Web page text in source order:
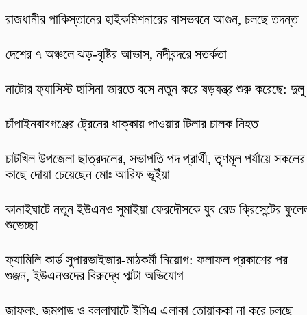
রাজধানীর পাকিস্তানের হাইকমিশনারের বাসভবনে আগুন, চলছে তদন্ত
দেশের ৭ অঞ্চলে ঝড়-বৃষ্টির আভাস, নদীবন্দরে সতর্কতা
নাটোর ফ্যাসিস্ট হাসিনা ভারতে বসে নতুন করে ষড়যন্ত্র শুরু করেছে: দুলু
চাঁপাইনবাবগঞ্জের ট্রেনের ধাক্কায় পাওয়ার টিলার চালক নিহত
চাটখিল উপজেলা ছাত্রদলের, সভাপতি পদ প্রার্থী, তৃণমূল পর্যায়ে সকলের
কাছে দোয়া চেয়েছেন মোঃ আরিফ ভূইঁয়া
কানাইঘাটে নতুন ইউএনও সুমাইয়া ফেরদৌসকে যুব রেড ক্রিসেন্টের
শুভেচ্ছা
ফ্যামিলি কার্ড সুপারভাইজার-মাঠকর্মী নিয়োগ: ফলাফল প্রকাশের পর
গুঞ্জন, ইউএনওদের বিরুদ্ধে পাল্টা অভিযোগ
​জাফলং, জুমপাড় ও বল্লাঘাটে ইসিএ এলাকা তোয়াক্কা না করে চলছে